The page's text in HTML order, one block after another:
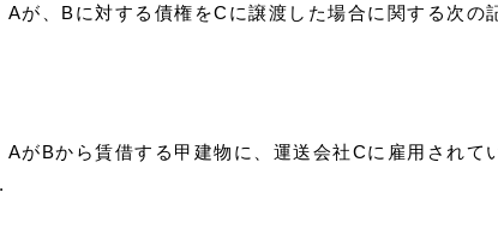
Aが、Bに対する債権をCに譲渡した場合に関する次の
AがBから賃借する甲建物に、運送会社Cに雇用されて